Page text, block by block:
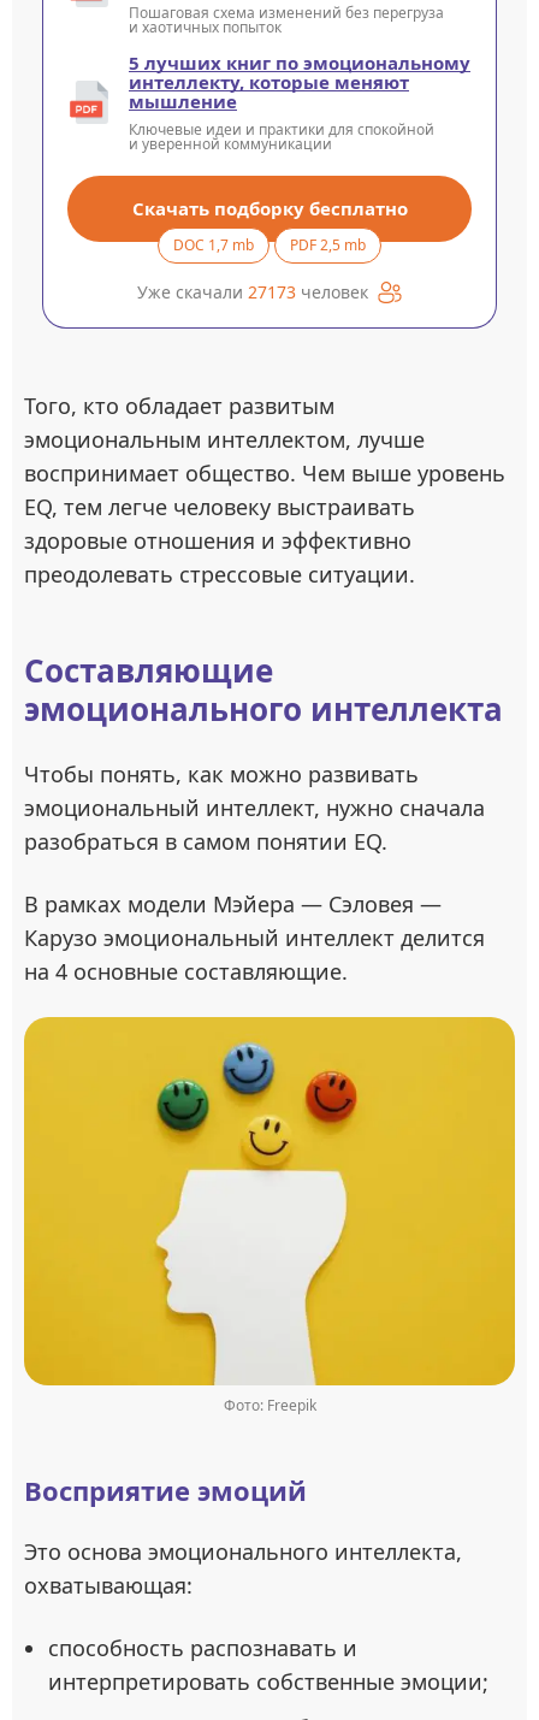
Пошаговая схема изменений без перегруза
и хаотичных попыток
5 лучших книг по эмоциональному
интеллекту, которые меняют
мышление
Ключевые идеи и практики для спокойной
и уверенной коммуникации
Скачать подборку бесплатно
DOC 1,7 mb PDF 2,5 mb
Уже скачали 27173 человек
Того, кто обладает развитым
эмоциональным интеллектом, лучше
воспринимает общество. Чем выше уровень
EQ, тем легче человеку выстраивать
здоровые отношения и эффективно
преодолевать стрессовые ситуации.
Составляющие
эмоционального интеллекта
Чтобы понять, как можно развивать
эмоциональный интеллект, нужно сначала
разобраться в самом понятии EQ.
В рамках модели Мэйера — Сэловея —
Карузо эмоциональный интеллект делится
на 4 основные составляющие.
Фото: Freepik
Восприятие эмоций
Это основа эмоционального интеллекта,
охватывающая:
способность распознавать и
интерпретировать собственные эмоции;